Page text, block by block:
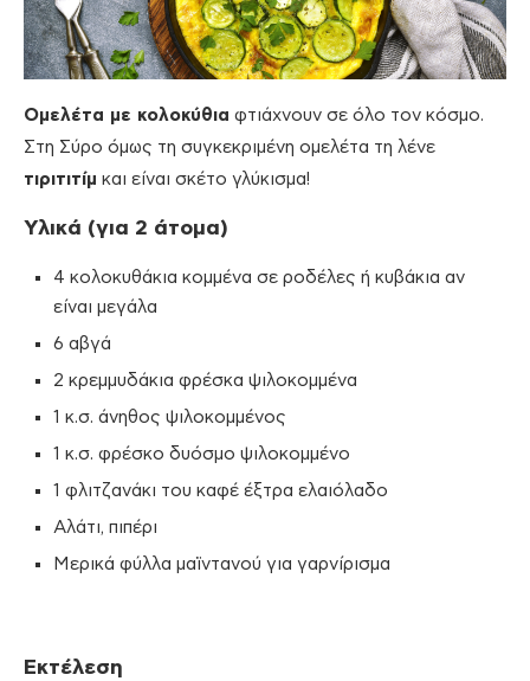
Ομελέτα με κολοκύθια φτιάχνουν σε όλο τον κόσμο.
Στη Σύρο όμως τη συγκεκριμένη ομελέτα τη λένε
τιριτιτίμ και είναι σκέτο γλύκισμα!
Υλικά (για 2 άτομα)
4 κολοκυθάκια κομμένα σε ροδέλες ή κυβάκια αν
είναι μεγάλα
6 αβγά
2 κρεμμυδάκια φρέσκα ψιλοκομμένα
1 κ.σ. άνηθος ψιλοκομμένος
1 κ.σ. φρέσκο δυόσμο ψιλοκομμένο
1 φλιτζανάκι του καφέ έξτρα ελαιόλαδο
Αλάτι, πιπέρι
Μερικά φύλλα μαϊντανού για γαρνίρισμα
Εκτέλεση